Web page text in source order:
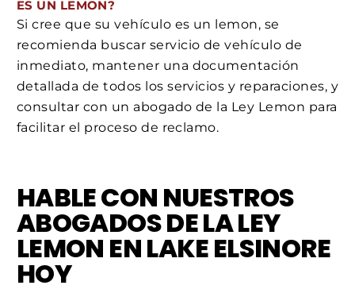
ES UN LEMON?
Si cree que su vehículo es un lemon, se
recomienda buscar servicio de vehículo de
inmediato, mantener una documentación
detallada de todos los servicios y reparaciones, y
consultar con un abogado de la Ley Lemon para
facilitar el proceso de reclamo.
HABLE CON NUESTROS
ABOGADOS DE LA LEY
LEMON EN LAKE ELSINORE
HOY